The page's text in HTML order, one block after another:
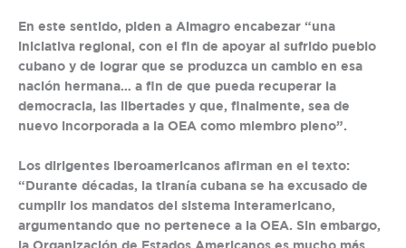
En este sentido, piden a Almagro encabezar “una
iniciativa regional, con el fin de apoyar al sufrido pueblo
cubano y de lograr que se produzca un cambio en esa
nación hermana… a fin de que pueda recuperar la
democracia, las libertades y que, finalmente, sea de
nuevo incorporada a la OEA como miembro pleno”.
Los dirigentes iberoamericanos afirman en el texto:
“Durante décadas, la tiranía cubana se ha excusado de
cumplir los mandatos del sistema interamericano,
argumentando que no pertenece a la OEA. Sin embargo,